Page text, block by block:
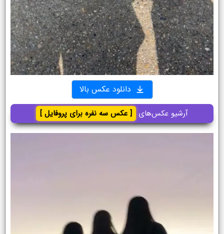
دانلود عکس بالا
آرشیو عکس‌های [ عکس سه نفره برای پروفایل ]